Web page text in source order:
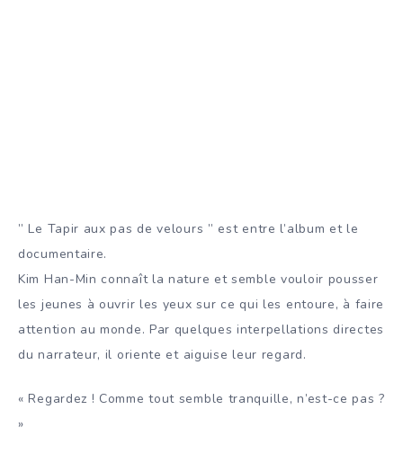
” Le Tapir aux pas de velours ” est entre l’album et le
documentaire.
Kim Han-Min connaît la nature et semble vouloir pousser
les jeunes à ouvrir les yeux sur ce qui les entoure, à faire
attention au monde. Par quelques interpellations directes
du narrateur, il oriente et aiguise leur regard.
« Regardez ! Comme tout semble tranquille, n’est-ce pas ?
»